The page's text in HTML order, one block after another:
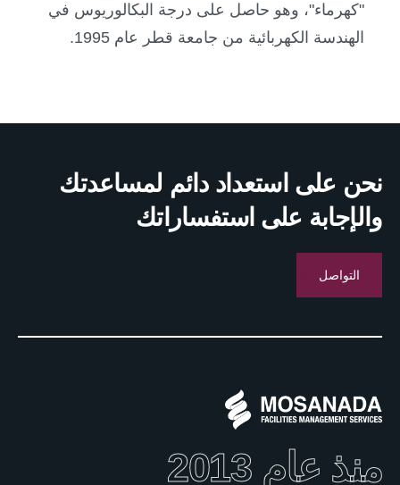
"كهرماء"، وهو حاصل على درجة البكالوريوس في
الهندسة الكهربائية من جامعة قطر عام 1995.
نحن على استعداد دائم لمساعدتك
والإجابة على استفساراتك
التواصل
منذ عام 2013